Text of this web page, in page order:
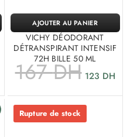
VICHY DÉODORANT
DÉTRANSPIRANT INTENSIF
72H BILLE 50 ML
167DH 123 DH
AJOUTER AU PANIER
Rupture de stock